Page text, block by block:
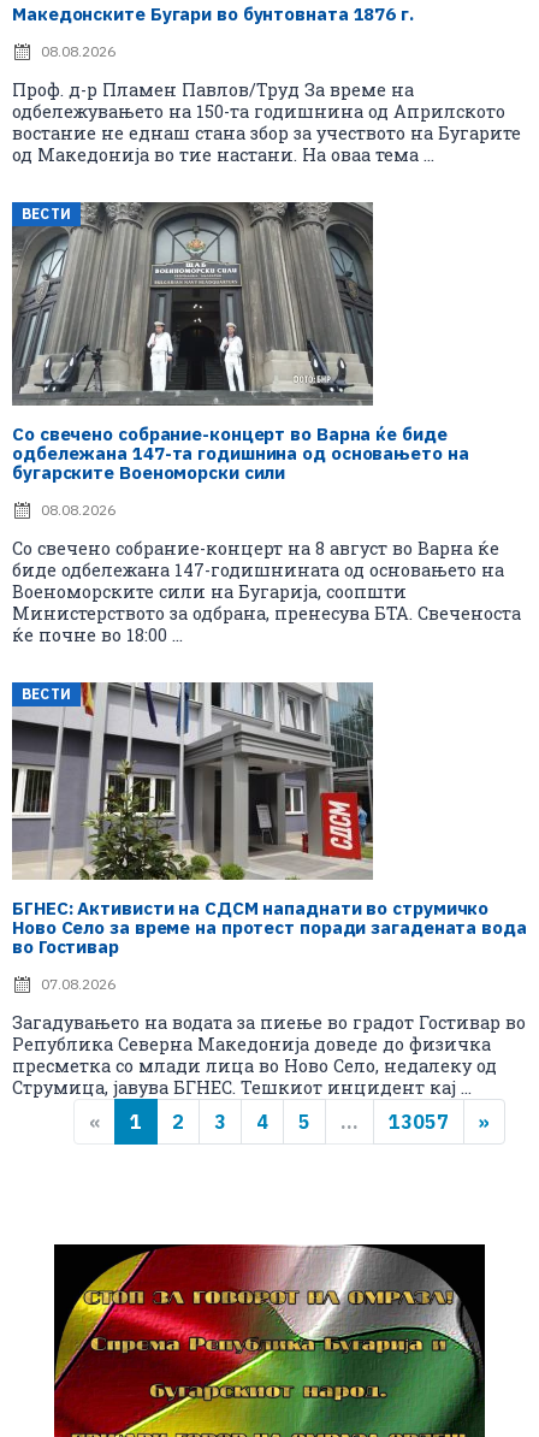
Македонските Бугари во бунтовната 1876 г.
08.08.2026
Проф. д-р Пламен Павлов/Труд За време на
одбележувањето на 150-та годишнина од Априлското
востание не еднаш стана збор за учеството на Бугарите
од Македонија во тие настани. На оваа тема ...
ВЕСТИ
Со свечено собрание-концерт во Варна ќе биде
одбележана 147-та годишнина од основањето на
бугарските Военоморски сили
08.08.2026
Со свечено собрание-концерт на 8 август во Варна ќе
биде одбележана 147-годишнината од основањето на
Военоморските сили на Бугарија, соопшти
Министерството за одбрана, пренесува БТА. Свеченоста
ќе почне во 18:00 ...
ВЕСТИ
БГНЕС: Aктивисти на СДСМ нападнати во струмичко
Ново Село за време на протест поради загадената вода
во Гостивар
07.08.2026
Загадувањето на водата за пиење во градот Гостивар во
Република Северна Македонија доведе до физичка
пресметка со млади лица во Ново Село, недалеку од
Струмица, јавува БГНЕС. Тешкиот инцидент кај ...
« 1 2 3 4 5 ... 13057 »